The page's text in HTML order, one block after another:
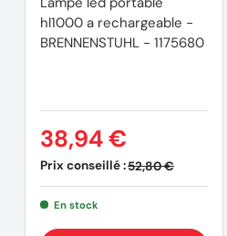
x 210 x 1 035 mm
hl1000 a rechargeable -
BRENNENSTUHL - 1175680
Prix conseillé :52,80 €
38,94 €
En stock